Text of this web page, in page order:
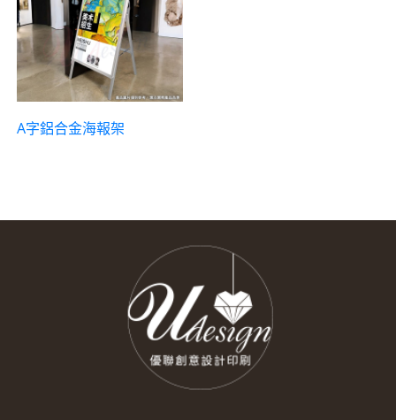
A字鋁合金海報架